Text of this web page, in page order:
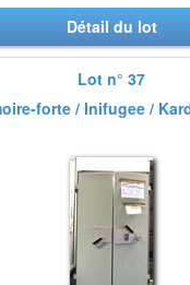
Détail du lot
Lot n° 37
forte / Inifugee /